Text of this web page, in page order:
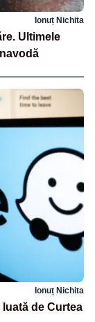
Ionuț Nichita
Ultimele
Ionuț Nichita
de Curtea